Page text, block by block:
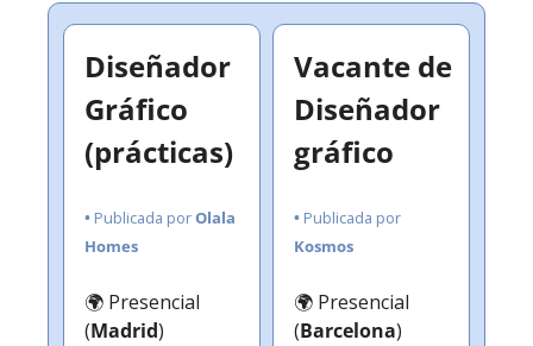
Diseñador
Gráfico
(prácticas)
• Publicada por Olala
Homes
🌍 Presencial
(Madrid)
Vacante de
Diseñador
gráfico
• Publicada por
Kosmos
🌍 Presencial
(Barcelona)